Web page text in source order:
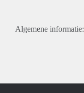
Algemene informatie: